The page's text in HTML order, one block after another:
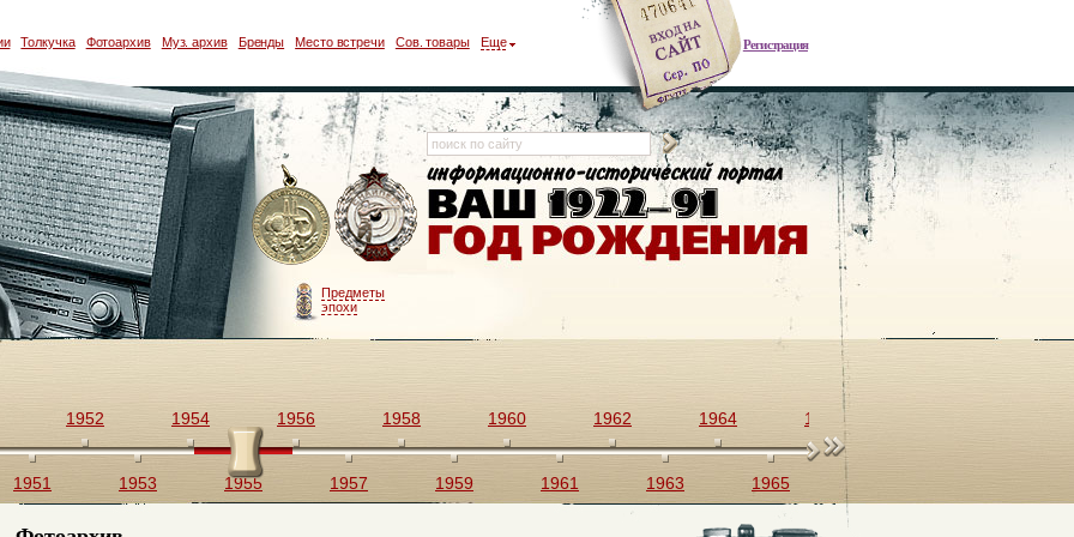
Регистрация
Толкучка Фотоархив Муз. архив Бренды Место встречи Сов. товары Еще
Предметы
эпохи
1951
1952
1953
1954
1955
1956
1957
1958
1959
1960
1961
1962
1963
1964
1965
1966